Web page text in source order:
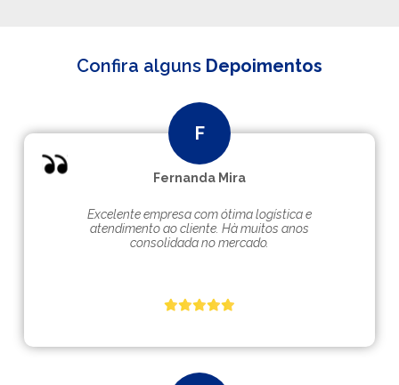
Confira alguns Depoimentos
Fernanda Mira
Excelente empresa com ótima logística e
atendimento ao cliente. Hà muitos anos
consolidada no mercado.